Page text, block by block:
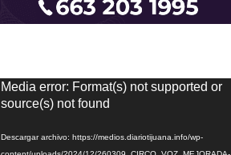
Media error: Format(s) not supported or
source(s) not found
Descargar archivo: https://medios.diariotijuana.info/wp-